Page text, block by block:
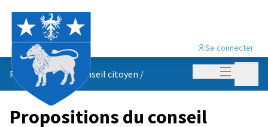
Menu
Se connecter
Propositions du conseil citoyen /
Propositions du conseil